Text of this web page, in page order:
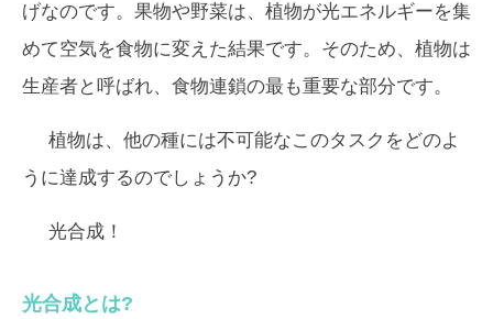
げなのです。果物や野菜は、植物が光エネルギーを集
めて空気を食物に変えた結果です。そのため、植物は
生産者と呼ばれ、食物連鎖の最も重要な部分です。
植物は、他の種には不可能なこのタスクをどのよ
うに達成するのでしょうか?
光合成！
光合成とは?